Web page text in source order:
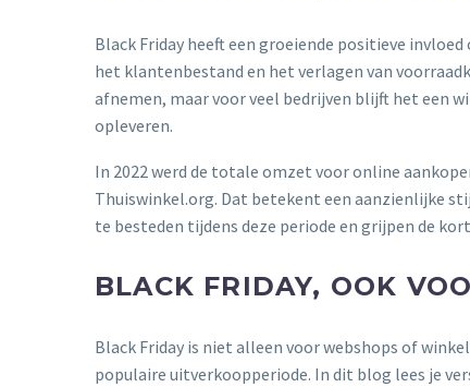
Black Friday heeft een groeiende positieve
het klantenbestand en het verlagen van
afnemen, maar voor veel bedrijven blijft het een
opleveren.
In 2022 werd de totale omzet voor online
Thuiswinkel.org. Dat betekent een aanzienlijke
te besteden tijdens deze periode en grijpen de
BLACK FRIDAY, OOK
Black Friday is niet alleen voor webshops of
populaire uitverkoopperiode. In dit blog lees je